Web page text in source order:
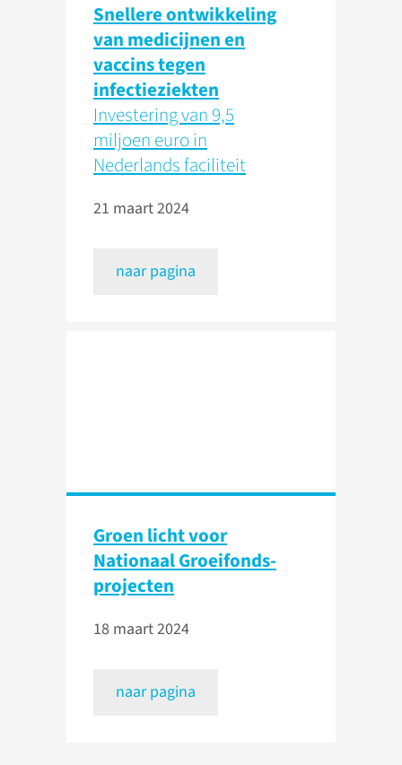
Snellere ontwikkeling
van medicijnen en
vaccins tegen
infectieziekten
Investering van 9,5
miljoen euro in
Nederlands faciliteit
21 maart 2024
naar pagina
Groen licht voor
Nationaal Groeifonds-
projecten
18 maart 2024
naar pagina